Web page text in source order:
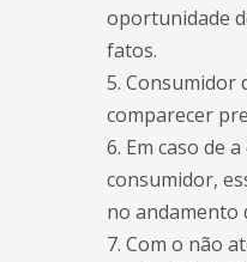
oportunidade
fatos.
5. Consumidor
comparecer
6. Em caso de
consumidor,
no andamento
7. Com o não